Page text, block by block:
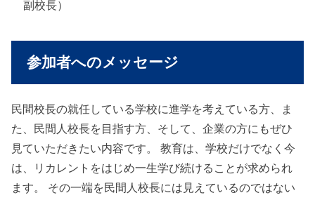
副校長）
参加者へのメッセージ
民間校長の就任している学校に進学を考えている方、ま
た、民間人校長を目指す方、そして、企業の方にもぜひ
見ていただきたい内容です。 教育は、学校だけでなく今
は、リカレントをはじめ一生学び続けることが求められ
ます。 その一端を民間人校長には見えているのではない